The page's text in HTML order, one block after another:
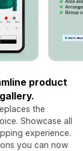
product
the
Showcase all
experience.
you can now